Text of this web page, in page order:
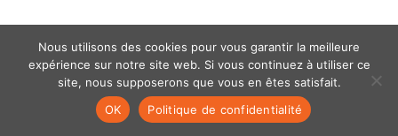
Mentions légales- politique de confidentialité- © coclico 2026
Nous utilisons des cookies pour vous garantir la meilleure
expérience sur notre site web. Si vous continuez à utiliser ce
site, nous supposerons que vous en êtes satisfait.
OK
Politique de confidentialité